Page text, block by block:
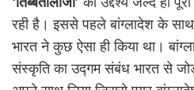
रही है। इससे पहले बांग्लादेश के साथ
भारत ने कुछ ऐसा ही किया था।
संस्कृति का उद्गम संबंध भारत से